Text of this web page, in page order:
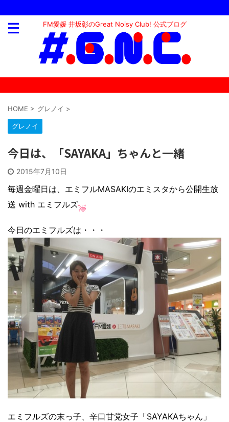
FM愛媛 井坂彰のGreat Noisy Club! 公式ブログ
HOME > グレノイ >
グレノイ
今日は、「SAYAKA」ちゃんと一緒
2015年7月10日
毎週金曜日は、エミフルMASAKIのエミスタから公開生放
送 with エミフルズ
今日のエミフルズは・・・
エミフルズの末っ子、辛口甘党女子「SAYAKAちゃん」